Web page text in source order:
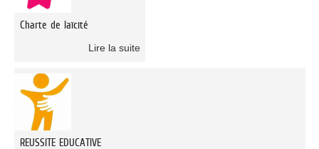
Charte de laïcité
Lire la suite
REUSSITE EDUCATIVE